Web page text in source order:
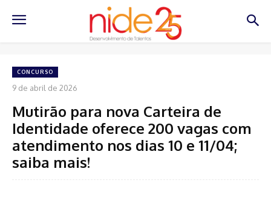
CONCURSO
9 de abril de 2026
Mutirão para nova Carteira de
Identidade oferece 200 vagas com
atendimento nos dias 10 e 11/04;
saiba mais!